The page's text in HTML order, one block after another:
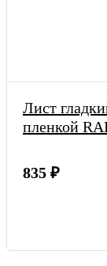
Лист
пленкой
835 ₽